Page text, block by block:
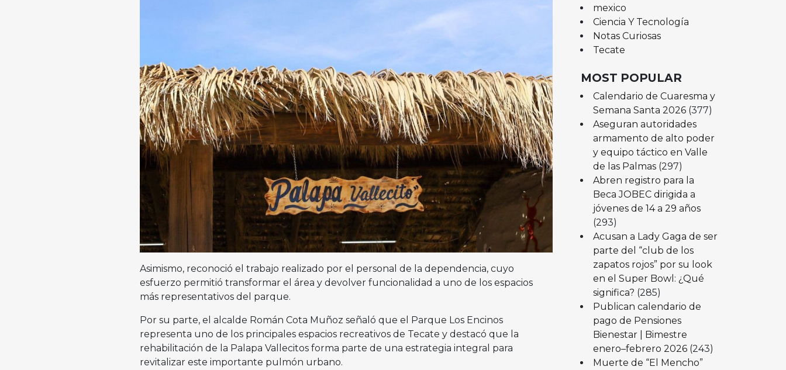
Asimismo, reconoció el trabajo realizado por el personal de la dependencia, cuyo
esfuerzo permitió transformar el área y devolver funcionalidad a uno de los espacios
más representativos del parque.
Por su parte, el alcalde Román Cota Muñoz señaló que el Parque Los Encinos
representa uno de los principales espacios recreativos de Tecate y destacó que la
rehabilitación de la Palapa Vallecitos forma parte de una estrategia integral para
revitalizar este importante pulmón urbano.
mexico
Ciencia Y Tecnología
Notas Curiosas
Tecate
MOST POPULAR
Calendario de Cuaresma y
Semana Santa 2026 (377)
Aseguran autoridades
armamento de alto poder
y equipo táctico en Valle
de las Palmas (297)
Abren registro para la
Beca JOBEC dirigida a
jóvenes de 14 a 29 años
(293)
Acusan a Lady Gaga de ser
parte del “club de los
zapatos rojos” por su look
en el Super Bowl: ¿Qué
significa? (285)
Publican calendario de
pago de Pensiones
Bienestar | Bimestre
enero–febrero 2026 (243)
Muerte de “El Mencho”